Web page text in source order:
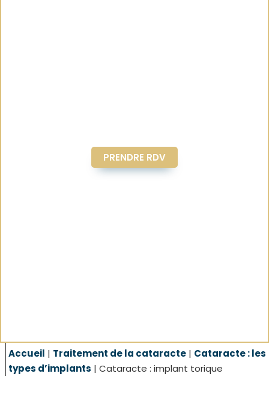
PRENDRE RDV
Accueil | Traitement de la cataracte | Cataracte : les
types d’implants |Cataracte : implant torique